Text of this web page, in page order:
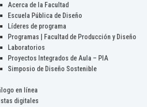
Acerca de la Facultad
Escuela Pública de Diseño
Líderes de programa
Programas | Facultad de Producción y Diseño
Laboratorios
Proyectos Integrados de Aula – PIA
Simposio de Diseño Sostenible
en línea
digitales